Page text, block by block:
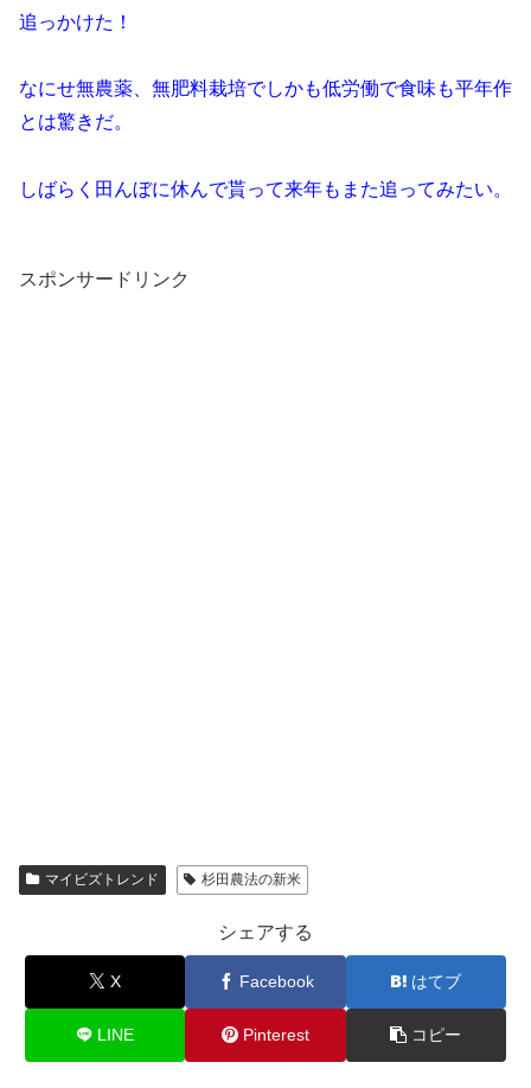
追っかけた！
なにせ無農薬、無肥料栽培でしかも低労働で食味も平年作
とは驚きだ。
しばらく田んぼに休んで貰って来年もまた追ってみたい。
スポンサードリンク
マイビズトレンド 杉田農法の新米
シェアする
X Facebook はてブ
LINE Pinterest コピー